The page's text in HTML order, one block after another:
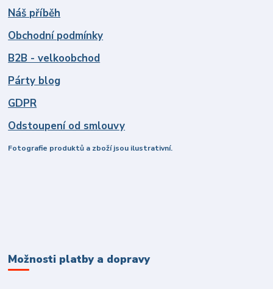
Náš příběh
Obchodní podmínky
B2B - velkoobchod
Párty blog
GDPR
Odstoupení od smlouvy
Fotografie produktů a zboží jsou ilustrativní.
Možnosti platby a dopravy